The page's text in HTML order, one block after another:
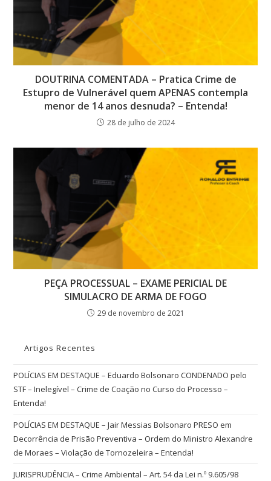
DOUTRINA COMENTADA – Pratica Crime de
Estupro de Vulnerável quem APENAS contempla
menor de 14 anos desnuda? – Entenda!
28 de julho de 2024
PEÇA PROCESSUAL – EXAME PERICIAL DE
SIMULACRO DE ARMA DE FOGO
29 de novembro de 2021
Artigos Recentes
POLÍCIAS EM DESTAQUE – Eduardo Bolsonaro CONDENADO pelo
STF – Inelegível – Crime de Coação no Curso do Processo –
Entenda!
POLÍCIAS EM DESTAQUE – Jair Messias Bolsonaro PRESO em
Decorrência de Prisão Preventiva – Ordem do Ministro Alexandre
de Moraes – Violação de Tornozeleira – Entenda!
JURISPRUDÊNCIA – Crime Ambiental – Art. 54 da Lei n.º 9.605/98